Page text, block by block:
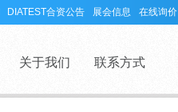
DIATEST合资公告 展会信息 在线询价
关于我们 联系方式